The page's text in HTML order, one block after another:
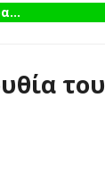
του